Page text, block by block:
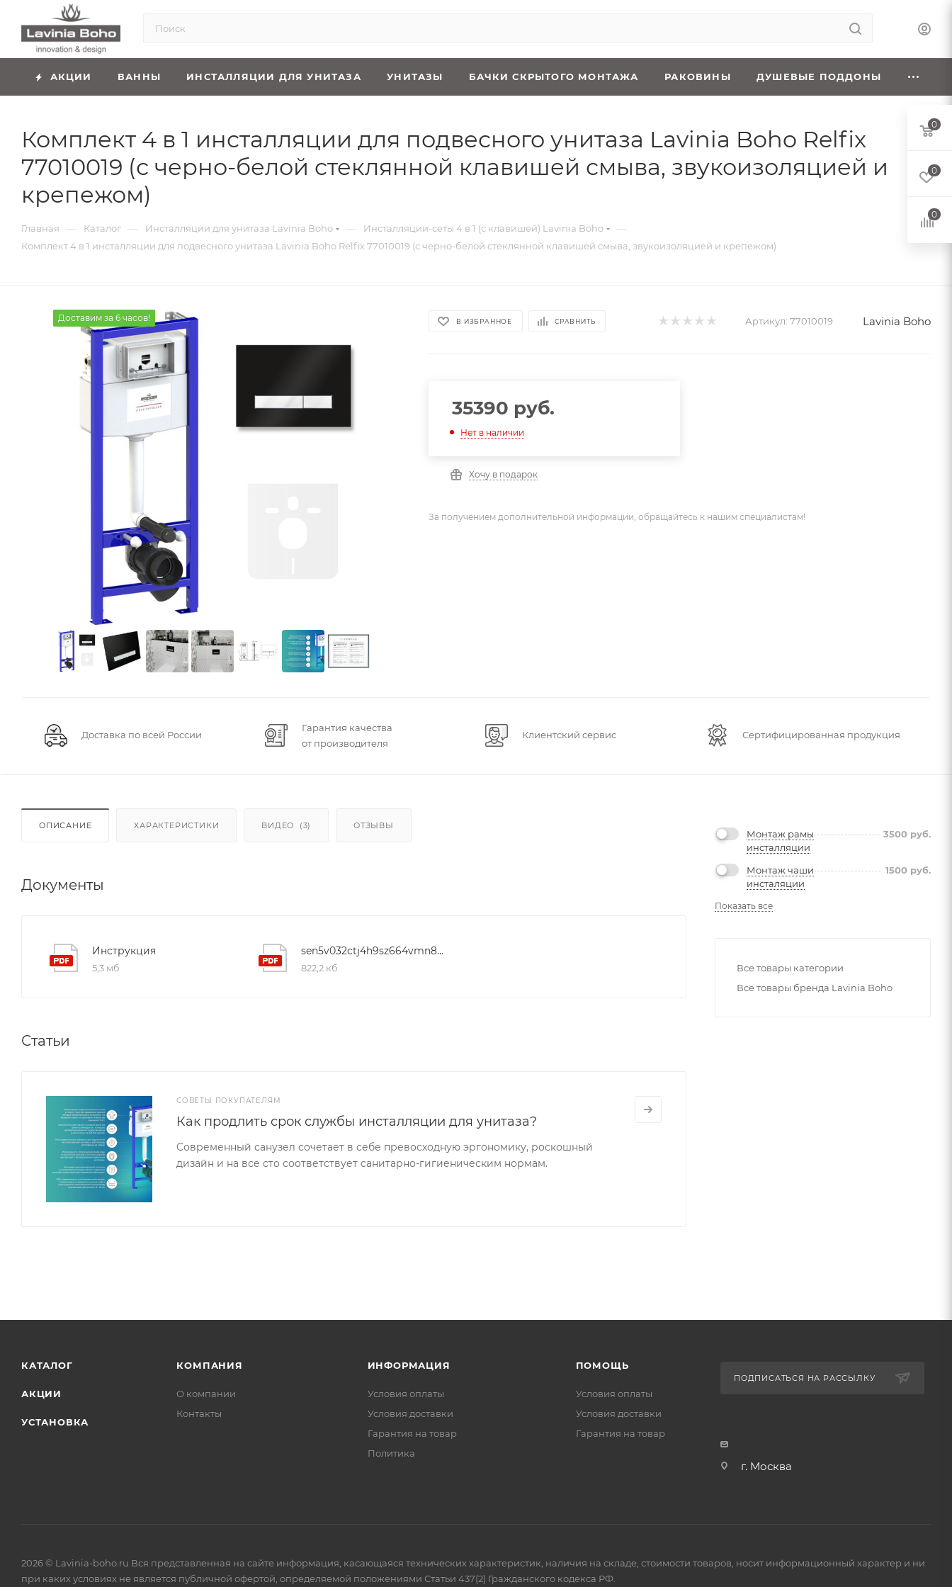
АКЦИИ ВАННЫ ИНСТАЛЛЯЦИИ ДЛЯ УНИТАЗА УНИТАЗЫ БАЧКИ СКРЫТОГО МОНТАЖА РАКОВИНЫ ДУШЕВЫЕ ПОДДОНЫ
Комплект 4 в 1 инсталляции для подвесного унитаза Lavinia Boho Relfix
77010019 (с черно-белой стеклянной клавишей смыва, звукоизоляцией и
крепежом)
Главная — Каталог — Инсталляции для унитаза Lavinia Boho — Инсталляции-сеты 4 в 1 (с клавишей) Lavinia Boho —
Комплект 4 в 1 инсталляции для подвесного унитаза Lavinia Boho Relfix 77010019 (с черно-белой стеклянной клавишей смыва, звукоизоляцией и крепежом)
Доставим за 6 часов! В ИЗБРАННОЕ СРАВНИТЬ Артикул: 77010019 Lavinia Boho
35390 руб.
Нет в наличии
Хочу в подарок
За получением дополнительной информации, обращайтесь к нашим специалистам!
Доставка по всей России
Гарантия качества
от производителя
Клиентский сервис Сертифицированная продукция
ОПИСАНИЕ ХАРАКТЕРИСТИКИ ВИДЕО (3) ОТЗЫВЫ
Документы
Инструкция
5,3 мб
sen5v032ctj4h9sz664vmn8pb48avn8p
822,2 кб
Статьи
СОВЕТЫ ПОКУПАТЕЛЯМ
Как продлить срок службы инсталляции для унитаза?
Современный санузел сочетает в себе превосходную эргономику, роскошный
дизайн и на все сто соответствует санитарно-гигиеническим нормам.
Монтаж рамы
инсталляции
3500 руб.
Монтаж чаши
инсталяции
1500 руб.
Показать все
Все товары категории
Все товары бренда Lavinia Boho
КАТАЛОГ
АКЦИИ
УСТАНОВКА
КОМПАНИЯ
О компании
Контакты
ИНФОРМАЦИЯ
Условия оплаты
Условия доставки
Гарантия на товар
Политика
ПОМОЩЬ
Условия оплаты
Условия доставки
Гарантия на товар
ПОДПИСАТЬСЯ НА РАССЫЛКУ
г. Москва
2026 © Lavinia-boho.ru Вся представленная на сайте информация, касающаяся технических характеристик, наличия на складе, стоимости товаров, носит информационный характер и ни
при каких условиях не является публичной офертой, определяемой положениями Статьи 437(2) Гражданского кодекса РФ.
0
0
0